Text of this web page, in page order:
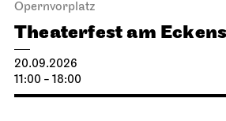
Opernvorplatz
Theaterfest am
20.09.2026
11:00 - 18:00